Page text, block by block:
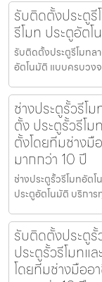
รับติดตั้งประตูรี
รีโมท ประตูอัต
รับติดตั้งประตูรีโมทล
อัตโนมัติ แบบครบวงจ
ช่างประตูรั้วรีโ
ตั้ง ประตูรั้วรีโ
ตั้งโดยทีมช่าง
มากกว่า 10 ปี
ช่างประตูรั้วรีโมทอัต
ประตูอัตโนมัติ บริกา
รับติดตั้งประตูรั้
ประตูรั้วรีโมทแ
โดยทีมช่างมืออ